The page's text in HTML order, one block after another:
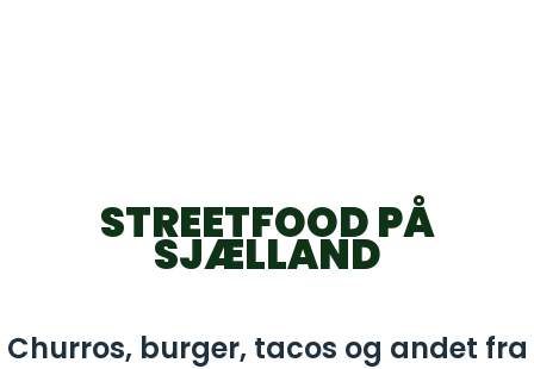
STREETFOOD PÅ
SJÆLLAND
Churros, burger, tacos og andet fra